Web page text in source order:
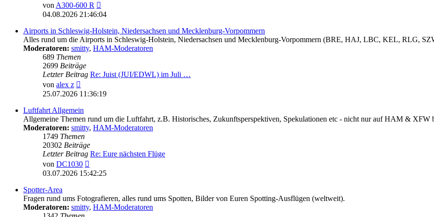
vonA300-600 R
Beitrag
04.08.2026 21:46:04
Airports in Schleswig-Holstein, Niedersachsen und Mecklenburg-Vorpommern
Alles rund um die Airports in Schleswig-Holstein, Niedersachsen und Mecklenburg-Vorpommern (BRE, HAJ, LBC, KEL, RLG,
Moderatoren: smitty, HAM-Moderatoren
689 Themen
2699 Beiträge
Letzter Beitrag Re: Juist (JUI/EDWL) im Juli …
von alex z
Beitrag
25.07.2026 11:36:19
Luftfahrt Allgemein
Allgemeine Themen rund um die Luftfahrt, z.B. Historisches, Zukunftsperspektiven, Spekulationen etc - nicht nur auf HAM & XFW
Moderatoren: smitty, HAM-Moderatoren
1749 Themen
20302 Beiträge
Letzter Beitrag Re: Eure nächsten Flüge
von DC1030
Beitrag
03.07.2026 15:42:25
Spotter-Area
Fragen rund ums Fotografieren, alles rund ums Spotten, Bilder von Euren Spotting-Ausflügen (weltweit).
Moderatoren: smitty, HAM-Moderatoren